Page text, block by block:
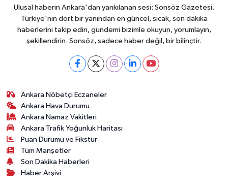
Ulusal haberin Ankara'dan yankılanan sesi: Sonsöz Gazetesi.
Türkiye'nin dört bir yanından en güncel, sıcak, son dakika
haberlerini takip edin, gündemi bizimle okuyun, yorumlayın,
şekillendirin. Sonsöz, sadece haber değil, bir bilinçtir.
Ankara Nöbetçi Eczaneler
Ankara Hava Durumu
Ankara Namaz Vakitleri
Ankara Trafik Yoğunluk Haritası
Puan Durumu ve Fikstür
Tüm Manşetler
Son Dakika Haberleri
Haber Arşivi